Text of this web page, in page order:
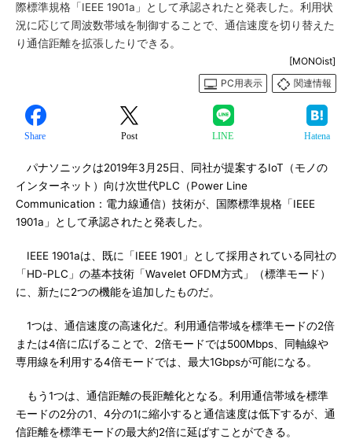
際標準規格「IEEE 1901a」として承認されたと発表した。利用状
況に応じて周波数帯域を制御することで、通信速度を切り替えた
り通信距離を拡張したりできる。
[MONOist]
PC用表示
関連情報
Share Post LINE Hatena
パナソニックは2019年3月25日、同社が提案するIoT（モノの
インターネット）向け次世代PLC（Power Line
Communication：電力線通信）技術が、国際標準規格「IEEE
1901a」として承認されたと発表した。
IEEE 1901aは、既に「IEEE 1901」として採用されている同社の
「HD-PLC」の基本技術「Wavelet OFDM方式」（標準モード）
に、新たに2つの機能を追加したものだ。
1つは、通信速度の高速化だ。利用通信帯域を標準モードの2倍
または4倍に広げることで、2倍モードでは500Mbps、同軸線や
専用線を利用する4倍モードでは、最大1Gbpsが可能になる。
もう1つは、通信距離の長距離化となる。利用通信帯域を標準
モードの2分の1、4分の1に縮小すると通信速度は低下するが、通
信距離を標準モードの最大約2倍に延ばすことができる。